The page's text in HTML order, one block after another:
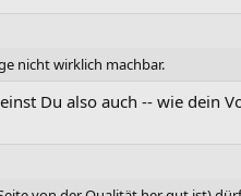
nicht wirklich machbar.
Du also auch -- wie dein